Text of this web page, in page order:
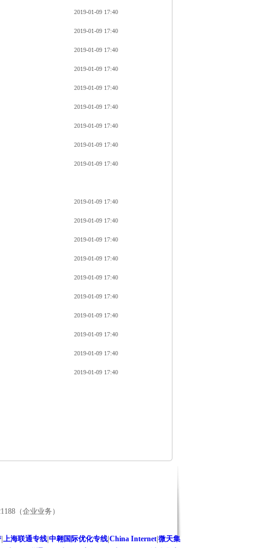
2019-01-09 17:40
2019-01-09 17:40
2019-01-09 17:40
2019-01-09 17:40
2019-01-09 17:40
2019-01-09 17:40
2019-01-09 17:40
2019-01-09 17:40
2019-01-09 17:40
2019-01-09 17:40
2019-01-09 17:40
2019-01-09 17:40
2019-01-09 17:40
2019-01-09 17:40
2019-01-09 17:40
2019-01-09 17:40
2019-01-09 17:40
2019-01-09 17:40
2019-01-09 17:40
（企业业务）
上海联通专线 中翱国际优化专线 China Internet 微天集